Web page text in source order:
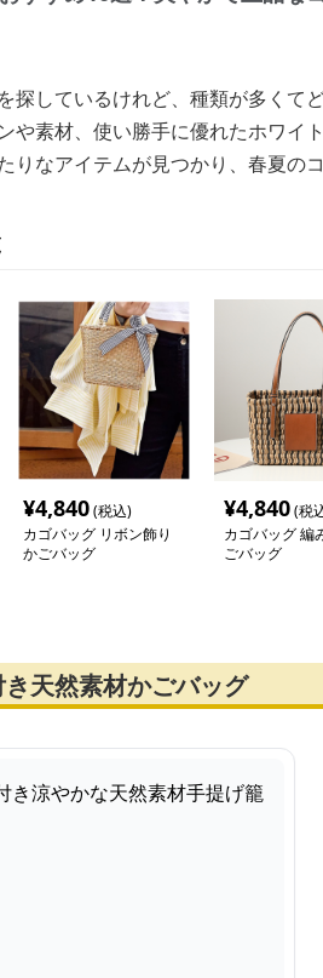
探しているけれど、種類が多くて
や素材、使い勝手に優れたホワイ
りなアイテムが見つかり、春夏の
¥4,840(税込)
カゴバッグ リボン飾り
かごバッグ
¥4,840(税
カゴバッグ 編
ごバッグ
天然素材かごバッグ